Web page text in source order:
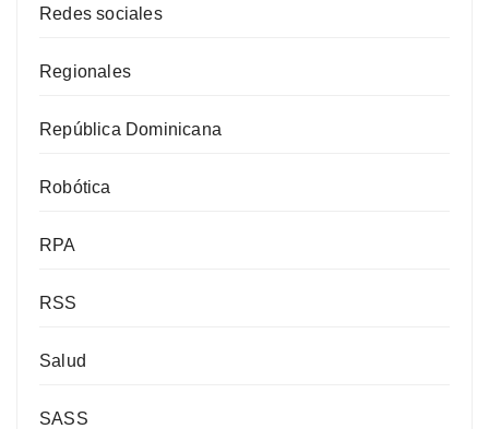
Redes sociales
Regionales
República Dominicana
Robótica
RPA
RSS
Salud
SASS